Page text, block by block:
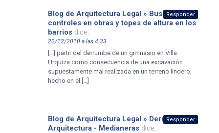
Blog de Arquitectura Legal » Buscan más
controles en obras y topes de altura en los
barrios dice:
22/12/2010 a las 4:33
[…] partir del derrumbe de un gimnasio en Villa
Urquiza como consecuencia de una excavación
supuestamente mal realizada en un terreno lindero,
hecho en el […]
Responder
Blog de Arquitectura Legal » Derrumbes y
Arquitectura - Medianeras dice:
Responder